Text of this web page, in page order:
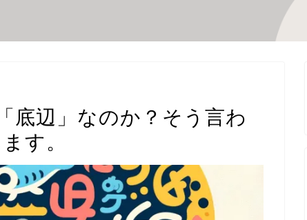
底辺」なのか？そう言わ
す。